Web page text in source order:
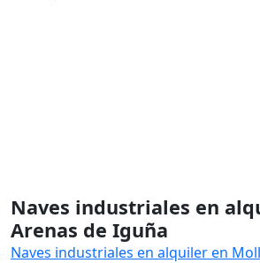
Naves industriales en
Arenas de Iguña
Naves industriales en alquiler en